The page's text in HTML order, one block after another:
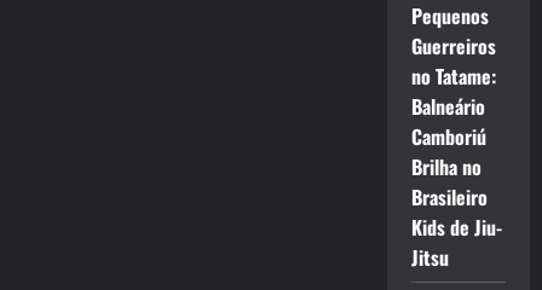
Pequenos
Guerreiros
no Tatame:
Balneário
Camboriú
Brilha no
Brasileiro
Kids de Jiu-
Jitsu